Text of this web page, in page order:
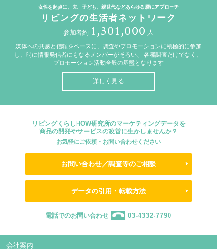
女性を起点に、夫、子ども、親世代などあらゆる層にアプローチ
リビングの生活者ネットワーク
参加者約 1,301,000 人
媒体への共感と信頼をベースに、調査やプロモーションに積極的に参加
し、時に情報発信者にもなるメンバーがそろい、
各種調査だけでなく、
プロモーション活動全般の基盤となります
詳しく見る
リビングくらしHOW研究所のマーケティングデータを
商品の開発やサービスの改善に生かしませんか？
お気軽にご依頼・お問い合わせください
お問い合わせ／調査等のご相談
データの引用・転載方法
電話でのお問い合わせ 03-4332-7790
会社案内